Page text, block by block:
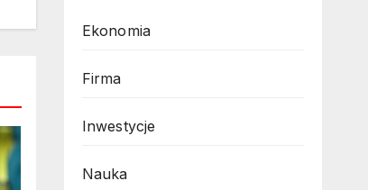
Ekonomia
Firma
Inwestycje
Nauka